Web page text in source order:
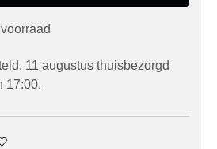
11 augustus thuisbezorgd
17:00.